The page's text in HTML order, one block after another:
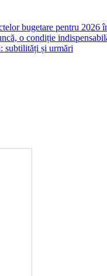
bugetare pentru
o condiție
subtilități și urmări